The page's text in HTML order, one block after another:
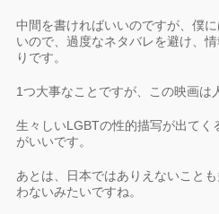
中間を書ければいいのですが、僕
いので、過度なネタバレを避け、
りです。
1つ大事なことですが、この映画は
生々しいLGBTの性的描写が出てく
がいいです。
あとは、日本ではありえないこと
わないみたいですね。